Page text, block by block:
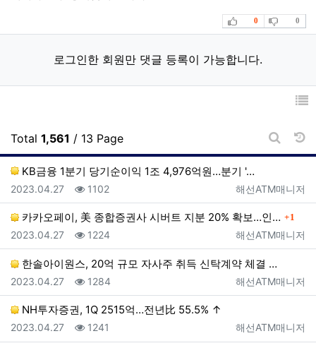
추천
0 비추천
0
로그인한 회원만 댓글 등록이 가능합니다.
Total 1,561 / 13 Page
게시판
KB금융 1분기 당기순이익 1조 4,976억원…분기 '…
등록자
해선ATM매니저
등록일
2023.04.27 조회
1102
카카오페이, 美 종합증권사 시버트 지분 20% 확보…인… 댓글
1
등록자
해선ATM매니저
등록일
2023.04.27 조회
1224
한솔아이원스, 20억 규모 자사주 취득 신탁계약 체결 …
등록자
해선ATM매니저
등록일
2023.04.27 조회
1284
NH투자증권, 1Q 2515억…전년比 55.5% ↑
등록자
해선ATM매니저
등록일
2023.04.27 조회
1241